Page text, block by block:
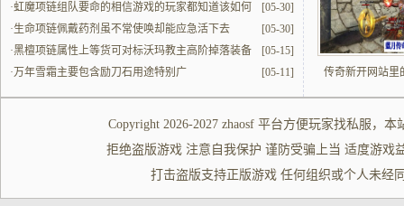
[05-30]
·虹魔项链组队要命的相信游戏的玩家都知道该如何
组建队伍
[05-30]
·生命项链佩戴药剂虽不常使唤却能应急活下去
[05-15]
·黑檀项链属性上等货可对标沃玛教主高阶掉落装备
[05-11]
·万年雪霜主要包含励刀石用途特别广 传奇新开网站里
Copyright 2026-2027 zhaosf平台方便玩家找私服 ，本
拒绝盗版游戏 注意自我保护 谨防受骗上当 适度游戏
打击盗版支持正版游戏 任何组织或个人未经